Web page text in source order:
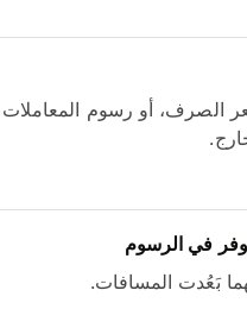
الصرف، أو رسوم المعاملات
في الرسوم
بَعُدت المسافات.